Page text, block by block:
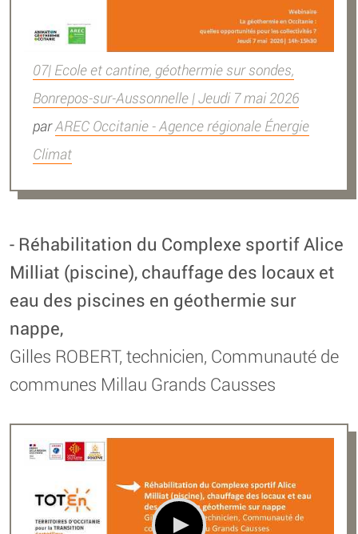
07| Ecole et cantine, géothermie sur sondes,
Bonrepos-sur-Aussonnelle | Jeudi 7 mai 2026
parAREC Occitanie - Agence régionale Énergie
Climat
- Réhabilitation du Complexe sportif Alice
Milliat (piscine), chauffage des locaux et
eau des piscines en géothermie sur
nappe,
Gilles ROBERT, technicien, Communauté de
communes Millau Grands Causses